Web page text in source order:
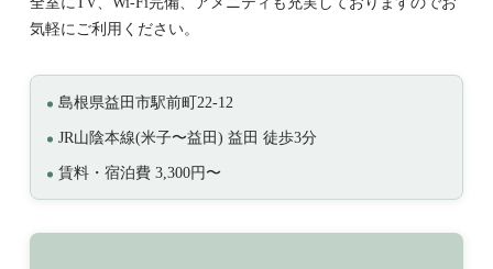
気軽にご利用ください。
島根県益田市駅前町22-12
JR山陰本線(米子〜益田) 益田 徒歩3分
賃料・宿泊費 3,300円〜